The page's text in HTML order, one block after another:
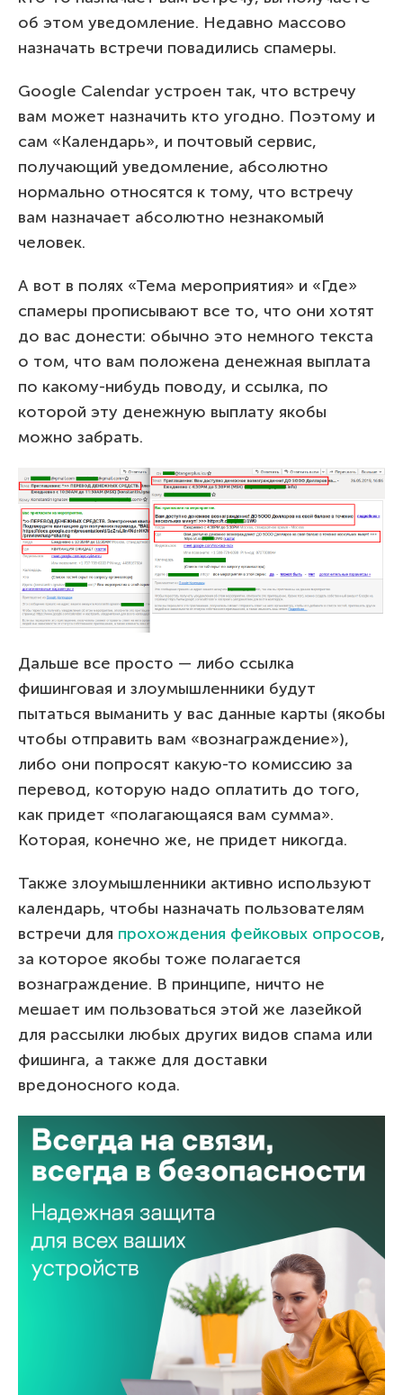
об этом уведомление. Недавно массово
назначать встречи повадились спамеры.
Google Calendar устроен так, что встречу
вам может назначить кто угодно. Поэтому и
сам «Календарь», и почтовый сервис,
получающий уведомление, абсолютно
нормально относятся к тому, что встречу
вам назначает абсолютно незнакомый
человек.
А вот в полях «Тема мероприятия» и «Где»
спамеры прописывают все то, что они хотят
до вас донести: обычно это немного текста
о том, что вам положена денежная выплата
по какому-нибудь поводу, и ссылка, по
которой эту денежную выплату якобы
можно забрать.
Дальше все просто — либо ссылка
фишинговая и злоумышленники будут
пытаться выманить у вас данные карты (якобы
чтобы отправить вам «вознаграждение»),
либо они попросят какую-то комиссию за
перевод, которую надо оплатить до того,
как придет «полагающаяся вам сумма».
Которая, конечно же, не придет никогда.
Также злоумышленники активно используют
календарь, чтобы назначать пользователям
встречи для прохождения фейковых опросов,
за которое якобы тоже полагается
вознаграждение. В принципе, ничто не
мешает им пользоваться этой же лазейкой
для рассылки любых других видов спама или
фишинга, а также для доставки
вредоносного кода.